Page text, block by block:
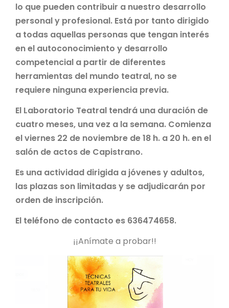
lo que pueden contribuir a nuestro desarrollo
personal y profesional. Está por tanto dirigido
a todas aquellas personas que tengan interés
en el autoconocimiento y desarrollo
competencial a partir de diferentes
herramientas del mundo teatral, no se
requiere ninguna experiencia previa.
El Laboratorio Teatral tendrá una duración de
cuatro meses, una vez a la semana. Comienza
el viernes 22 de noviembre de 18 h. a 20 h. en el
salón de actos de Capistrano.
Es una actividad dirigida a jóvenes y adultos,
las plazas son limitadas y se adjudicarán por
orden de inscripción.
El teléfono de contacto es 636474658.
¡¡Anímate a probar!!